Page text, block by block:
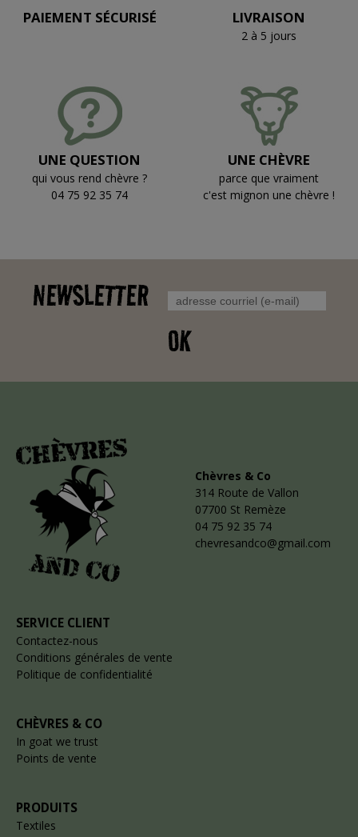
PAIEMENT SÉCURISÉ LIVRAISON
2 à 5 jours
UNE QUESTION
qui vous rend chèvre ?
04 75 92 35 74
UNE CHÈVRE
parce que vraiment
c'est mignon une chèvre !
NEWSLETTER
OK
Chèvres & Co
314 Route de Vallon
07700 St Remèze
04 75 92 35 74
chevresandco@gmail.com
SERVICE CLIENT
Contactez-nous
Conditions générales de vente
Politique de confidentialité
CHÈVRES & CO
In goat we trust
Points de vente
PRODUITS
Textiles